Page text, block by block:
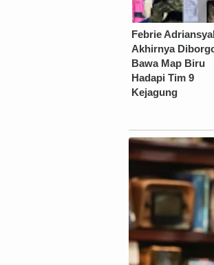
Febrie
Akhirnya
Bawa Map Biru
Hadapi Tim 9
Kejagung